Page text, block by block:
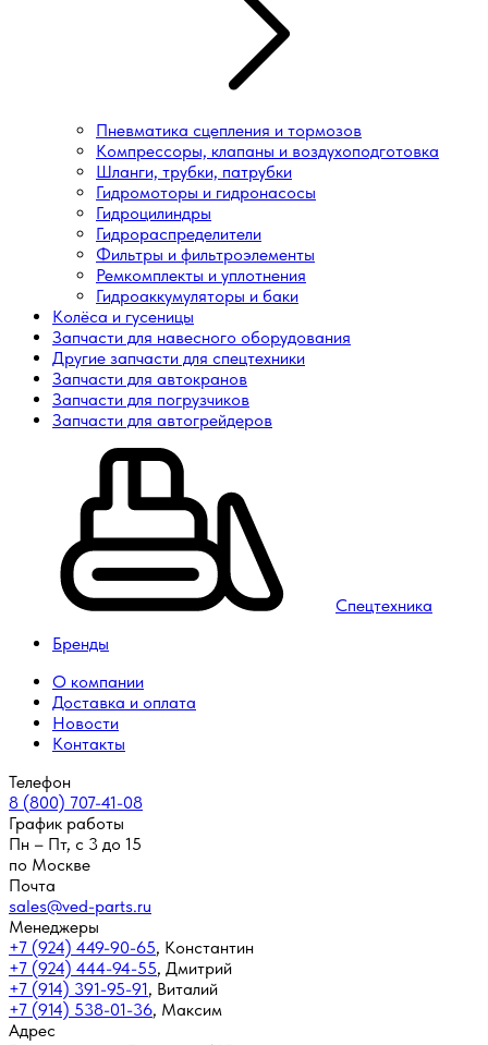
Пневматика сцепления и тормозов
Компрессоры, клапаны и воздухоподготовка
Шланги, трубки, патрубки
Гидромоторы и гидронасосы
Гидроцилиндры
Гидрораспределители
Фильтры и фильтроэлементы
Ремкомплекты и уплотнения
Гидроаккумуляторы и баки
Колёса и гусеницы
Запчасти для навесного оборудования
Другие запчасти для спецтехники
Запчасти для автокранов
Запчасти для погрузчиков
Запчасти для автогрейдеров
Спецтехника
Бренды
О компании
Доставка и оплата
Новости
Контакты
Телефон
8 (800) 707-41-08
График работы
Пн – Пт, с 3 до 15
по Москве
Почта
sales@ved-parts.ru
Менеджеры
+7 (924) 449-90-65, Константин
+7 (924) 444-94-55, Дмитрий
+7 (914) 391-95-91, Виталий
+7 (914) 538-01-36, Максим
Адрес